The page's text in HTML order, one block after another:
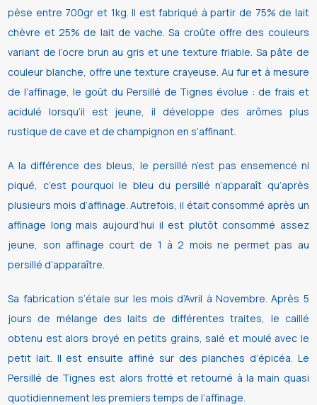
pèse entre 700gr et 1kg. Il est fabriqué à partir de 75% de lait
chèvre et 25% de lait de vache. Sa croûte offre des couleurs
variant de l’ocre brun au gris et une texture friable. Sa pâte de
couleur blanche, offre une texture crayeuse. Au fur et à mesure
de l’affinage, le goût du Persillé de Tignes évolue : de frais et
acidulé lorsqu’il est jeune, il développe des arômes plus
rustique de cave et de champignon en s’affinant.
A la différence des bleus, le persillé n’est pas ensemencé ni
piqué, c’est pourquoi le bleu du persillé n’apparaît qu’après
plusieurs mois d’affinage. Autrefois, il était consommé après un
affinage long mais aujourd’hui il est plutôt consommé assez
jeune, son affinage court de 1 à 2 mois ne permet pas au
persillé d’apparaître.
Sa fabrication s‘étale sur les mois d’Avril à Novembre. Après 5
jours de mélange des laits de différentes traites, le caillé
obtenu est alors broyé en petits grains, salé et moulé avec le
petit lait. Il est ensuite affiné sur des planches d’épicéa. Le
Persillé de Tignes est alors frotté et retourné à la main quasi
quotidiennement les premiers temps de l’affinage.